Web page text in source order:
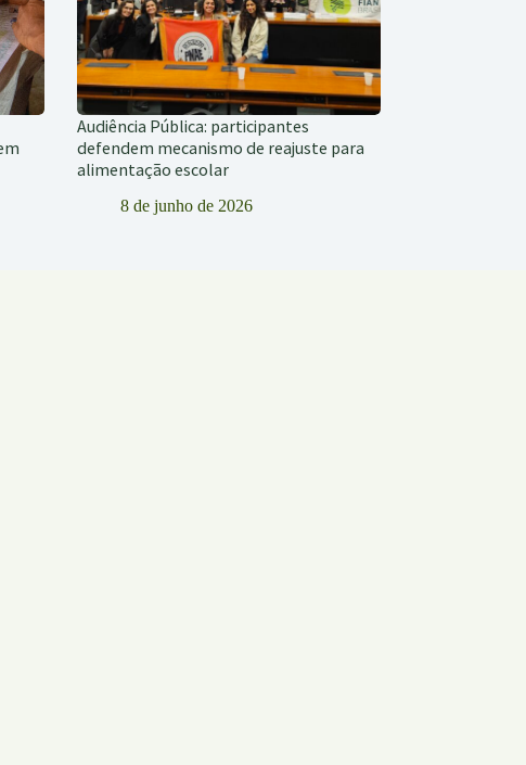
Audiência Pública: participantes
defendem mecanismo de reajuste para
alimentação escolar
8 de junho de 2026